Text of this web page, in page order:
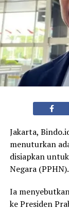
Jakarta,
menuturkan
disiapkan
Negara (PPHN).
Ia
ke Presiden